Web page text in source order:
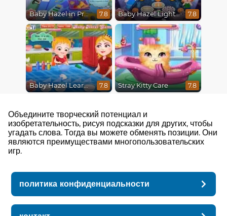
Baby Hazel in Preschool 7.8 Baby Hazel Lighthouse Adventure 7.8
Baby Hazel Learns Colors 7.8 Stray Kitty Care 7.8
Объедините творческий потенциал и
изобретательность, рисуя подсказки для других, чтобы
угадать слова. Тогда вы можете обменять позиции. Они
являются преимуществами многопользовательских
игр.
политика конфиденциальности